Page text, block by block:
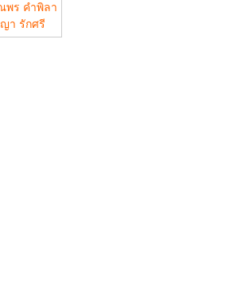
พร คำพิลา
า รักศรี